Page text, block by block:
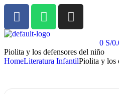
0 S/
Piolita y los defensores del niño
HomeLiteratura InfantilPiolita y los